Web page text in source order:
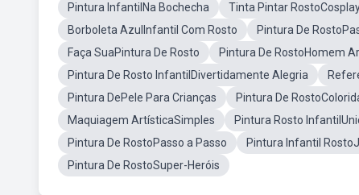
Pintura InfantilNa Bochecha
Tinta Pintar
Borboleta AzulInfantil Com Rosto
Pintura De
Faça SuaPintura De Rosto
Pintura De RostoHomem
Pintura De Rosto InfantilDivertidamente Alegria
Pintura DePele Para Crianças
Pintura De
Maquiagem ArtísticaSimples
Pintura Rosto
Pintura De RostoPasso a Passo
Pintura Infantil
Pintura De RostoSuper-Heróis